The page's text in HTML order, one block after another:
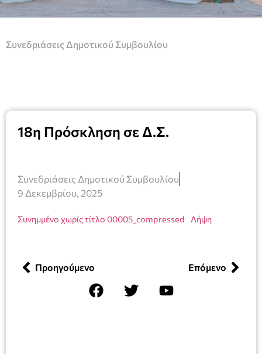
Συνεδριάσεις Δημοτικού Συμβουλίου
18η Πρόσκληση σε Δ.Σ.
Συνεδριάσεις Δημοτικού Συμβουλίου
9 Δεκεμβρίου, 2025
Συνημμένο χωρίς τίτλο 00005_compressed Λήψη
Προηγούμενο Επόμενο